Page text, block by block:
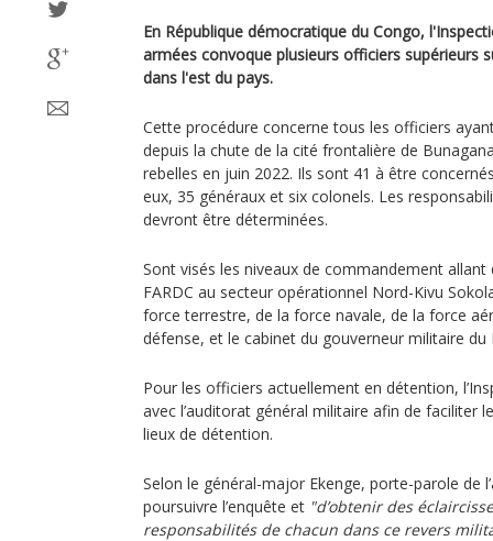
En République démocratique du Congo,
armées convoque plusieurs officiers supérieurs
dans l'est du pays.
Cette procédure concerne tous les officiers
depuis la chute de la cité frontalière de
rebelles en juin 2022. Ils sont 41 à être
eux, 35 généraux et six colonels. Les
devront être déterminées.
Sont visés les niveaux de commandement allant
FARDC au secteur opérationnel Nord-Kivu
force terrestre, de la force navale, de la force
défense, et le cabinet du gouverneur militaire du
Pour les officiers actuellement en détention,
avec l’auditorat général militaire afin de faciliter
lieux de détention.
Selon le général-major Ekenge, porte-parole de
poursuivre l’enquête et "d’obtenir des
responsabilités de chacun dans ce revers